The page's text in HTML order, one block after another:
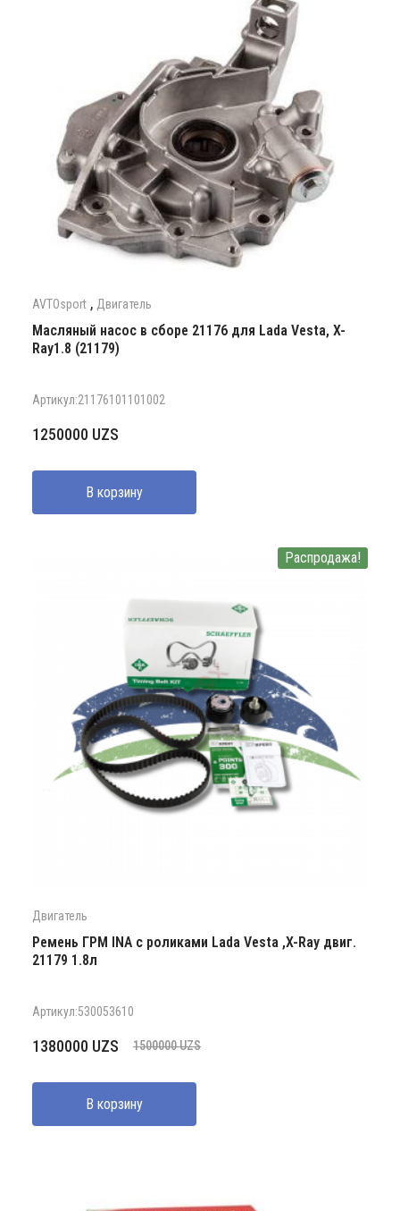
AVTOsport , Двигатель
Масляный насос в сборе 21176 для Lada Vesta, X-
Ray1.8 (21179)
Артикул:21176101101002
1250000 UZS
В корзину
Распродажа!
Двигатель
Ремень ГРМ INA с роликами Lada Vesta ,X-Ray двиг.
21179 1.8л
Артикул:530053610
1500000UZS
Первоначальная
составляла
1500000 UZS.
1380000 UZS
Текущая
1380000 UZS.
В корзину